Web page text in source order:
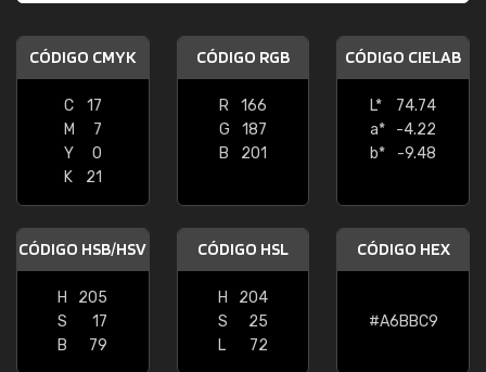
CÓDIGO CMYK
C
17
M
7
Y
0
K
21
CÓDIGO RGB
R
166
G
187
B
201
CÓDIGO CIELAB
L*
74.74
a*
-4.22
b*
-9.48
CÓDIGO HSB/HSV
H
205
S
17
B
79
CÓDIGO HSL
H
204
S
25
L
72
CÓDIGO HEX
#A6BBC9